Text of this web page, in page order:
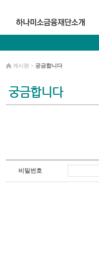
궁금합니다
게시판 > 궁금합니다
비밀번호